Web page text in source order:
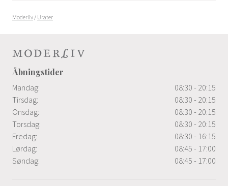
Moderliv/ Urater
Åbningstider
Mandag:
08:30 - 20:15
Tirsdag:
08:30 - 20:15
Onsdag:
08:30 - 20:15
Torsdag:
08:30 - 20:15
Fredag:
08:30 - 16:15
Lørdag:
08:45 - 17:00
Søndag:
08:45 - 17:00